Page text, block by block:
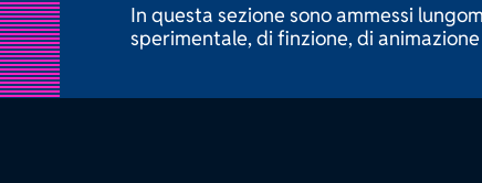
In questa sezione sono ammessi
sperimentale, di finzione, di